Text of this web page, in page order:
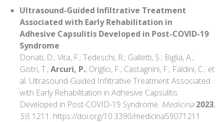
Ultrasound-Guided Infiltrative Treatment
Associated with Early Rehabilitation in
Adhesive Capsulitis Developed in Post-COVID-19
Syndrome
Donati, D.; Vita, F.; Tedeschi, R.; Galletti, S.; Biglia, A.;
Gistri, T.; Arcuri, P.; Origlio, F.; Castagnini, F.; Faldini, C.; et
al. Ultrasound-Guided Infiltrative Treatment Associated
with Early Rehabilitation in Adhesive Capsulitis
Developed in Post-COVID-19 Syndrome. Medicina2023,
59, 1211. https://doi.org/10.3390/medicina59071211